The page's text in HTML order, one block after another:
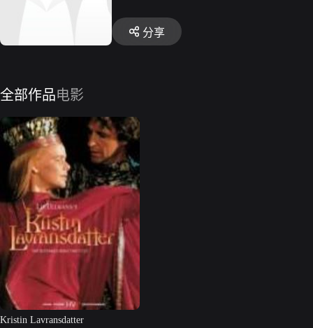
分享
全部作品电影
Kristin Lavransdatter